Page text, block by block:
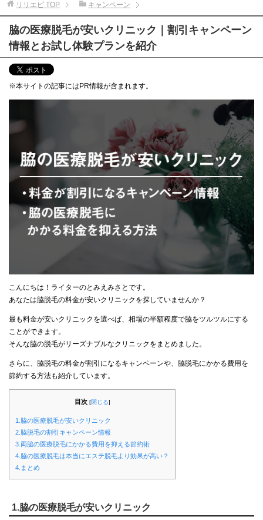
リリエピ TOP キャンペーン
脇の医療脱毛が安いクリニック｜割引キャンペーン
情報とお試し体験プランを紹介
※本サイトの記事にはPR情報が含まれます。
こんにちは！ライターのとみえみさとです。
あなたは脇脱毛の料金が安いクリニックを探していませんか？
最も料金が安いクリニックを選べば、相場の半額程度で脇をツルツルにする
ことができます。
そんな脇の脱毛がリーズナブルなクリニックをまとめました。
さらに、脇脱毛の料金が割引になるキャンペーンや、脇脱毛にかかる費用を
節約する方法も紹介しています。
目次 [閉じる]
1.脇の医療脱毛が安いクリニック
2.脇脱毛の割引キャンペーン情報
3.両脇の医療脱毛にかかる費用を抑える節約術
4.脇の医療脱毛は本当にエステ脱毛より効果が高い？
4.まとめ
1.脇の医療脱毛が安いクリニック